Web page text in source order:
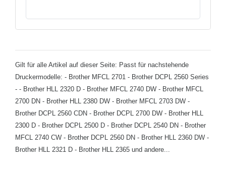
Gilt für alle Artikel auf dieser Seite: Passt für nachstehende
Druckermodelle: - Brother MFCL 2701 - Brother DCPL 2560 Series
- - Brother HLL 2320 D - Brother MFCL 2740 DW - Brother MFCL
2700 DN - Brother HLL 2380 DW - Brother MFCL 2703 DW -
Brother DCPL 2560 CDN - Brother DCPL 2700 DW - Brother HLL
2300 D - Brother DCPL 2500 D - Brother DCPL 2540 DN - Brother
MFCL 2740 CW - Brother DCPL 2560 DN - Brother HLL 2360 DW -
Brother HLL 2321 D - Brother HLL 2365 und andere...